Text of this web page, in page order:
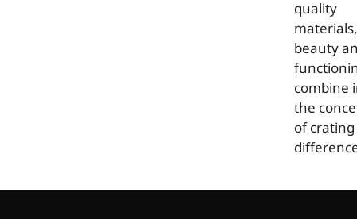
quality
materials,
beauty
combine
the
of crating